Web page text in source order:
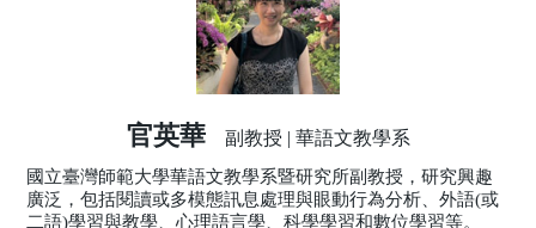
官英華 副教授 | 華語文教學系
國立臺灣師範大學華語文教學系暨研究所副教授，研究興趣
廣泛，包括閱讀或多模態訊息處理與眼動行為分析、外語(或
二語)學習與教學、心理語言學、科學學習和數位學習等。